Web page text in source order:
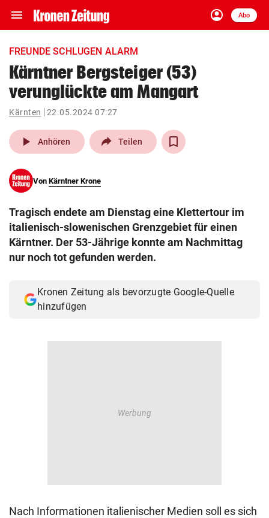
menu Navigation
ein-/ausklappen
account_circle
Anmelden
Abo
close Schließen
account_circle Anmelden
arrow_right
pin_drop
Wien arrow_right
search
eingeben
Muthgasse 2, 1190 Wien
FREUNDE SCHLUGEN ALARM
Kärntner Bergsteiger (53)
verunglückte am Mangart
Kärnten 22.05.2024 07:27
play_arrow Anhören Teilen
Von Kärntner Krone
Tragisch endete am Dienstag eine Klettertour im
italienisch-slowenischen Grenzgebiet für einen
Kärntner. Der 53-Jährige konnte am Nachmittag
nur noch tot gefunden werden.
Kronen Zeitung als bevorzugte Google-Quelle
hinzufügen
Nach Informationen italienischer Medien soll es sich